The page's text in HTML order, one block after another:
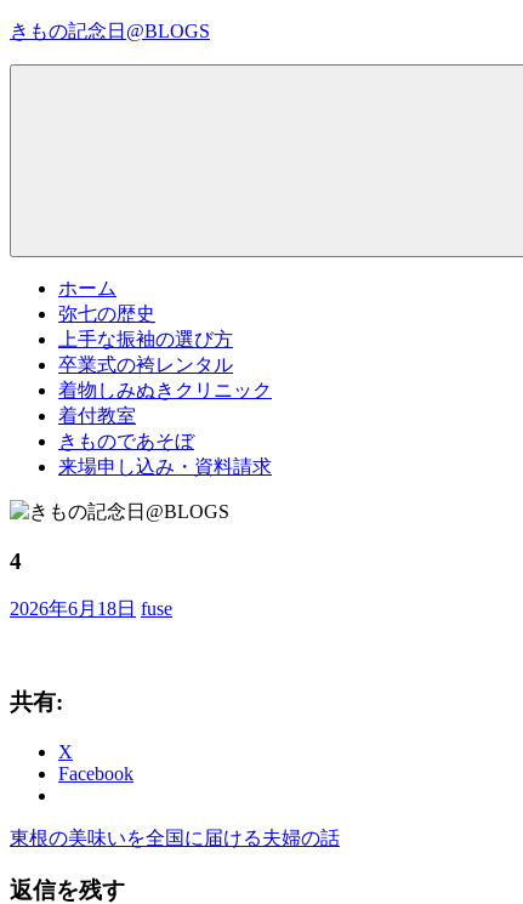
コ
プ
きもの記念日@BLOGS
な
ブ
グ
Menu
ホーム
弥七の歴史
上手な振袖の選び方
卒業式の袴レンタル
着物しみぬきクリニック
着付教室
きものであそぼ
来場申し込み・資料請求
4
2026年6月18日 fuse
共有:
X
Facebook
投
稿
前
記
東根の美味いを全国に届ける夫婦の話
返信を残す